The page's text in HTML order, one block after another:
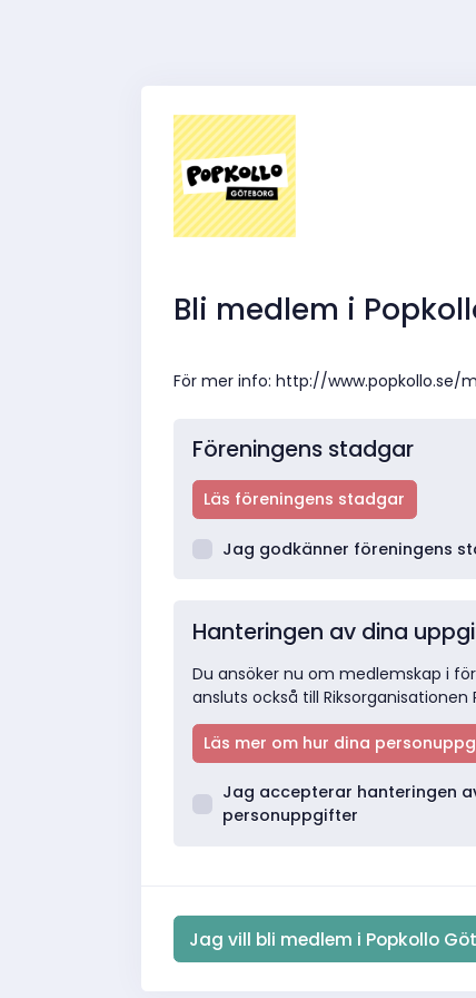
Bli medlem i
För mer info: http://
Föreningens stadgar
Läs föreningens stadgar
Jag godkänner föreningens
Hanteringen av dina
Du ansöker nu om medlemskap i
ansluts också till Riksorganisationen
Läs mer om hur dina
Jag accepterar hanteringen
personuppgifter